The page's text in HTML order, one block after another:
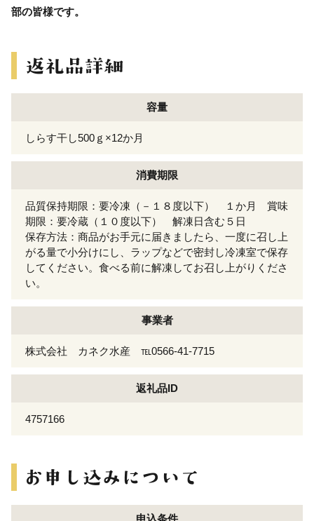
部の皆様です。
容量
しらす干し500ｇ×12か月
消費期限
品質保持期限：要冷凍（－１８度以下） １か月 賞味
期限：要冷蔵（１０度以下） 解凍日含む５日
保存方法：商品がお手元に届きましたら、一度に召し上
がる量で小分けにし、ラップなどで密封し冷凍室で保存
してください。食べる前に解凍してお召し上がりくださ
い。
事業者
株式会社 カネク水産 ℡0566-41-7715
返礼品ID
4757166
申込条件